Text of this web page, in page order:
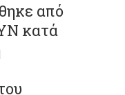
από
κατά